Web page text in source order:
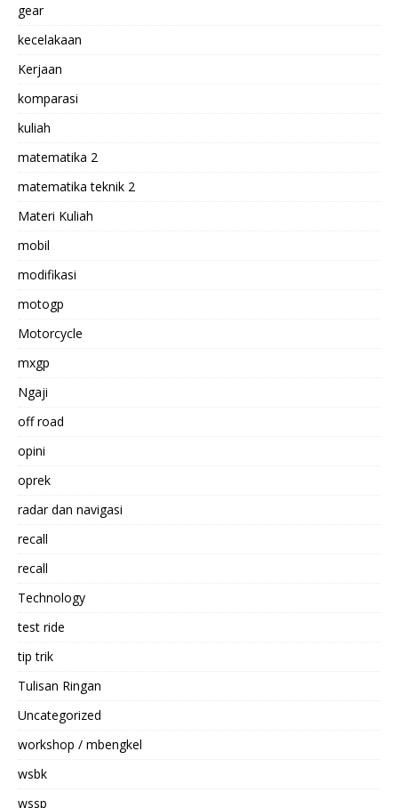
gear
kecelakaan
Kerjaan
komparasi
kuliah
matematika 2
matematika teknik 2
Materi Kuliah
mobil
modifikasi
motogp
Motorcycle
mxgp
Ngaji
off road
opini
oprek
radar dan navigasi
recall
recall
Technology
test ride
tip trik
Tulisan Ringan
Uncategorized
workshop / mbengkel
wsbk
wssp